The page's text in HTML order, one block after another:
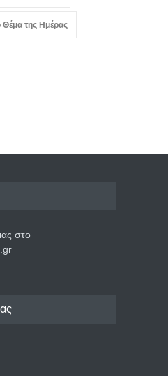
Θέμα της Ημέρας
στο